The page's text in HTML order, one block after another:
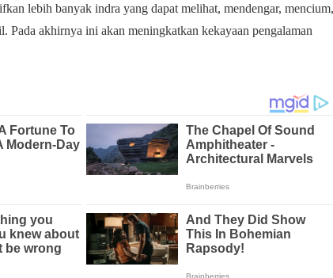
lebih banyak indra yang dapat melihat, mendengar, mencium,
Pada akhirnya ini akan meningkatkan kekayaan pengalaman